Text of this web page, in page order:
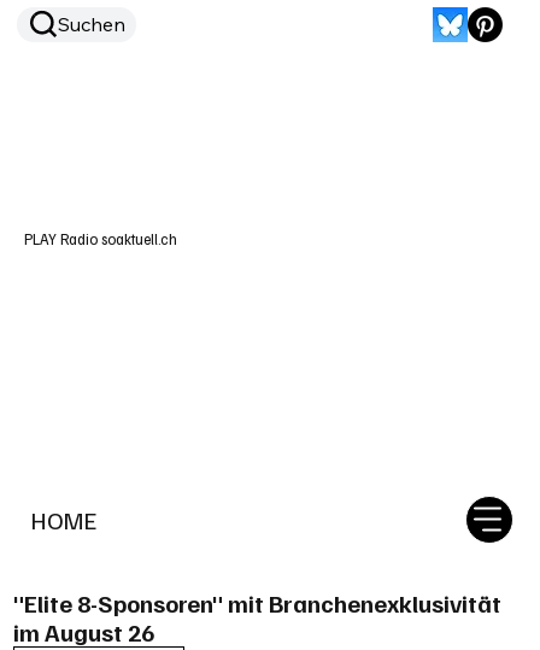
HOME
Suchen
PLAY Radio soaktuell.ch
"Elite 8-Sponsoren" mit Branchenexklusivität
im August 26